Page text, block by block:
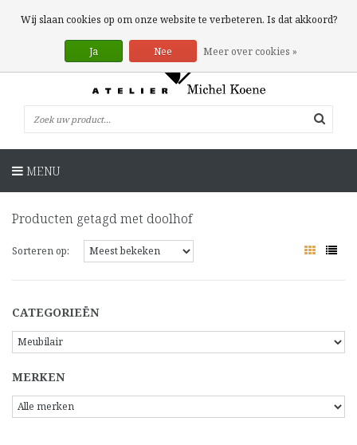
0 Artikelen
MENU
Producten getagd met doolhof
Sorteren op:
CATEGORIEËN
MERKEN
Wij slaan cookies op om onze website te verbeteren. Is dat akkoord?
Ja Nee Meer over cookies »